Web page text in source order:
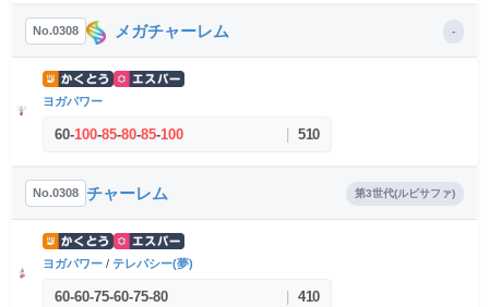
No.0308 メガチャーレム -
ヨガパワー
60-100-85-80-85-100 510
No.0308 チャーレム 第3世代(ルビサファ)
ヨガパワー / テレパシー(夢)
60-60-75-60-75-80 410